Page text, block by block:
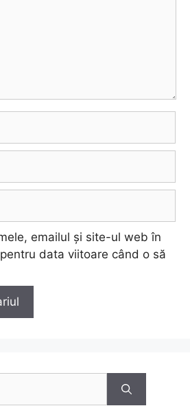
emailul și site-ul web în
data viitoare când o să